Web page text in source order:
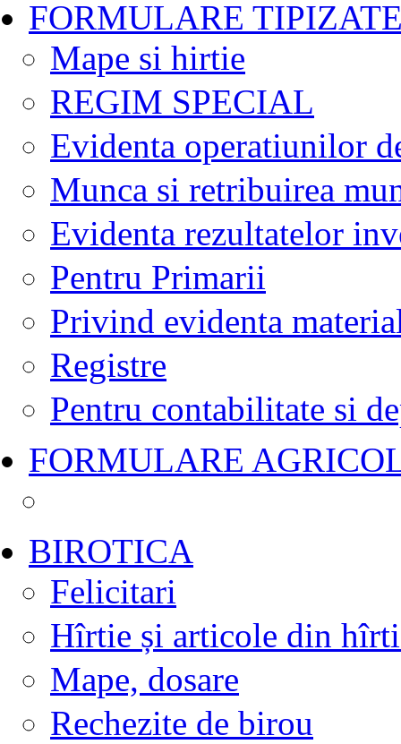
FORMULARE
Mape si hirtie
REGIM SPECIAL
Evidenta operatiunilor
Munca si retribuirea
Evidenta rezultatelor
Pentru Primarii
Privind evidenta
Registre
Pentru contabilitate si
FORMULARE
BIROTICA
Felicitari
Hîrtie și articole din
Mape, dosare
Rechezite de birou